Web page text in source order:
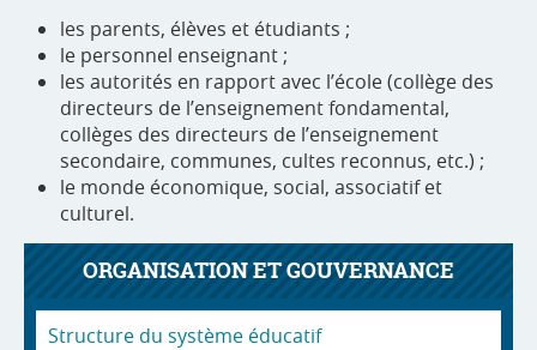
les parents, élèves et étudiants ;
le personnel enseignant ;
les autorités en rapport avec l’école (collège des
directeurs de l’enseignement fondamental,
collèges des directeurs de l’enseignement
secondaire, communes, cultes reconnus, etc.) ;
le monde économique, social, associatif et
culturel.
ORGANISATION ET GOUVERNANCE
Structure du système éducatif